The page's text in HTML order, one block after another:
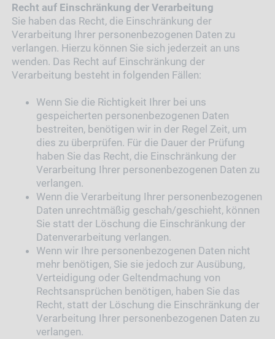
Recht auf Einschränkung der Verarbeitung
Sie haben das Recht, die Einschränkung der
Verarbeitung Ihrer personenbezogenen Daten zu
verlangen. Hierzu können Sie sich jederzeit an uns
wenden. Das Recht auf Einschränkung der
Verarbeitung besteht in folgenden Fällen:
Wenn Sie die Richtigkeit Ihrer bei uns
gespeicherten personenbezogenen Daten
bestreiten, benötigen wir in der Regel Zeit, um
dies zu überprüfen. Für die Dauer der Prüfung
haben Sie das Recht, die Einschränkung der
Verarbeitung Ihrer personenbezogenen Daten zu
verlangen.
Wenn die Verarbeitung Ihrer personenbezogenen
Daten unrechtmäßig geschah/geschieht, können
Sie statt der Löschung die Einschränkung der
Datenverarbeitung verlangen.
Wenn wir Ihre personenbezogenen Daten nicht
mehr benötigen, Sie sie jedoch zur Ausübung,
Verteidigung oder Geltendmachung von
Rechtsansprüchen benötigen, haben Sie das
Recht, statt der Löschung die Einschränkung der
Verarbeitung Ihrer personenbezogenen Daten zu
verlangen.